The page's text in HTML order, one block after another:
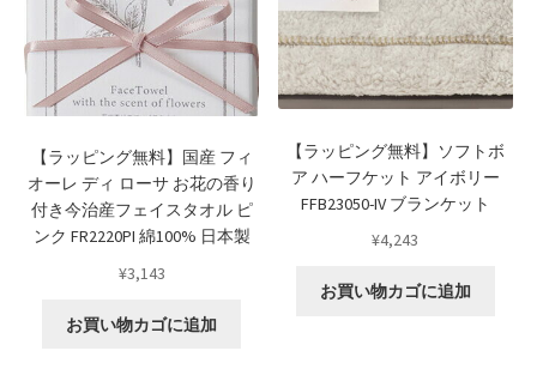
【ラッピング無料】国産 フィ
オーレ ディ ローサ お花の香り
付き今治産フェイスタオル ピ
ンク FR2220PI 綿100% 日本製
¥3,143
お買い物カゴに追加
【ラッピング無料】ソフトボ
ア ハーフケット アイボリー
FFB23050-IV ブランケット
¥4,243
お買い物カゴに追加